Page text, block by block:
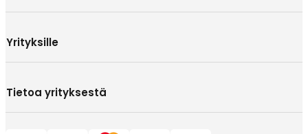
Yrityksille
Tietoa yrityksestä